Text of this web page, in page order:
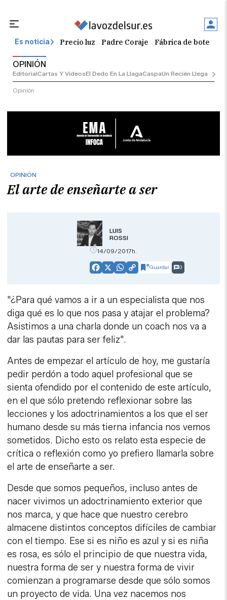
Es noticia Precio luz Padre Coraje Fábrica de botellas
OPINIÓN
EditorialCartas Y VídeosEl Dedo En La LlagaCaspaUn Recién Llegado
Opinión
OPINIÓN
El arte de enseñarte a ser
LUIS
ROSSI
14/09/2017h.
Facebook
X WhatsApp
CopyGuardar 0
"¿Para qué vamos a ir a un especialista que nos
diga qué es lo que nos pasa y atajar el problema?
Asistimos a una charla donde un coach nos va a
dar las pautas para ser feliz".
Antes de empezar el artículo de hoy, me gustaría
pedir perdón a todo aquel profesional que se
sienta ofendido por el contenido de este artículo,
en el que sólo pretendo reflexionar sobre las
lecciones y los adoctrinamientos a los que el ser
humano desde su más tierna infancia nos vemos
sometidos. Dicho esto os relato esta especie de
crítica o reflexión como yo prefiero llamarla sobre
el arte de enseñarte a ser.
Desde que somos pequeños, incluso antes de
nacer vivimos un adoctrinamiento exterior que
nos marca, y que hace que nuestro cerebro
almacene distintos conceptos difíciles de cambiar
con el tiempo. Ese si es niño es azul y si es niña
es rosa, es sólo el principio de que nuestra vida,
nuestra forma de ser y nuestra forma de vivir
comienzan a programarse desde que sólo somos
un proyecto de vida. Una vez nacemos nos